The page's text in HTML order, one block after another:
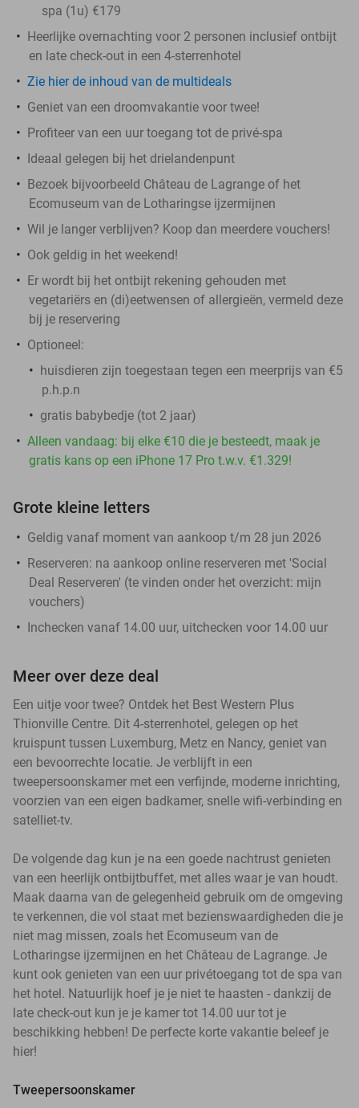
spa (1u) €179
Heerlijke overnachting voor 2 personen inclusief ontbijt
en late check-out in een 4-sterrenhotel
Zie hier de inhoud van de multideals
Geniet van een droomvakantie voor twee!
Profiteer van een uur toegang tot de privé-spa
Ideaal gelegen bij het drielandenpunt
Bezoek bijvoorbeeld Château de Lagrange of het
Ecomuseum van de Lotharingse ijzermijnen
Wil je langer verblijven? Koop dan meerdere vouchers!
Ook geldig in het weekend!
Er wordt bij het ontbijt rekening gehouden met
vegetariërs en (di)eetwensen of allergieën, vermeld deze
bij je reservering
Optioneel:
huisdieren zijn toegestaan tegen een meerprijs van €5
p.h.p.n
gratis babybedje (tot 2 jaar)
Alleen vandaag: bij elke €10 die je besteedt, maak je
gratis kans op een iPhone 17 Pro t.w.v. €1.329!
Grote kleine letters
Geldig vanaf moment van aankoop t/m 28 jun 2026
Reserveren: na aankoop online reserveren met 'Social
Deal Reserveren' (te vinden onder het overzicht: mijn
vouchers)
Inchecken vanaf 14.00 uur, uitchecken voor 14.00 uur
Meer over deze deal
Een uitje voor twee? Ontdek het Best Western Plus
Thionville Centre. Dit 4-sterrenhotel, gelegen op het
kruispunt tussen Luxemburg, Metz en Nancy, geniet van
een bevoorrechte locatie. Je verblijft in een
tweepersoonskamer met een verfijnde, moderne inrichting,
voorzien van een eigen badkamer, snelle wifi-verbinding en
satelliet-tv.
De volgende dag kun je na een goede nachtrust genieten
van een heerlijk ontbijtbuffet, met alles waar je van houdt.
Maak daarna van de gelegenheid gebruik om de omgeving
te verkennen, die vol staat met bezienswaardigheden die je
niet mag missen, zoals het Ecomuseum van de
Lotharingse ijzermijnen en het Château de Lagrange. Je
kunt ook genieten van een uur privétoegang tot de spa van
het hotel. Natuurlijk hoef je je niet te haasten - dankzij de
late check-out kun je je kamer tot 14.00 uur tot je
beschikking hebben! De perfecte korte vakantie beleef je
hier!
Tweepersoonskamer